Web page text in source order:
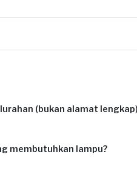
(bukan alamat lengkap)
membutuhkan lampu?